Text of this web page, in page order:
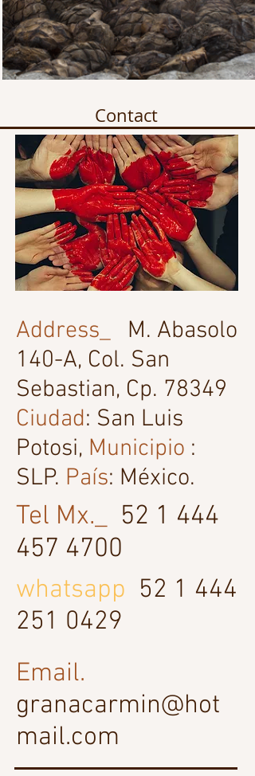
Contact
Address_ M. Abasolo
140-A, Col. San
Sebastian, Cp. 78349
Ciudad: San Luis
Potosi, Municipio :
SLP. País: México.
Tel Mx._ 52 1 444
457 4700
whatsapp 52 1 444
251 0429
Email.
granacarmin@hot
mail.com